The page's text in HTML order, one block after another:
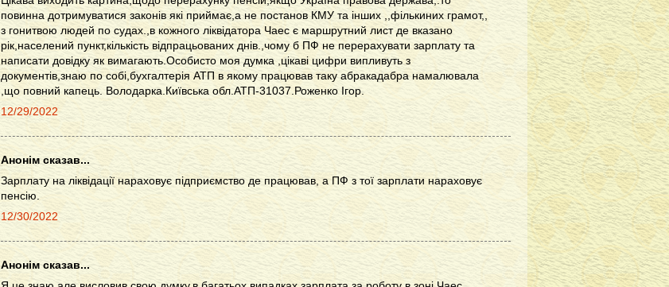
повинна дотримуватися законів які приймає,а не постанов КМУ та інших ,,фількиних грамот,,
з гонитвою людей по судах.,в кожного ліквідатора Чаес є маршрутний лист де вказано
рік,населений пункт,кількість відпрацьованих днів.,чому б ПФ не перерахувати зарплату та
написати довідку як вимагають.Особисто моя думка ,цікаві цифри випливуть з
документів,знаю по собі,бухгалтерія АТП в якому працював таку абракадабра намалювала
,що повний капець. Володарка.Київська обл.АТП-31037.Роженко Ігор.
12/29/2022
Анонім сказав...
Зарплату на ліквідації нараховує підприємство де працював, а ПФ з тої зарплати нараховує
пенсію.
12/30/2022
Анонім сказав...